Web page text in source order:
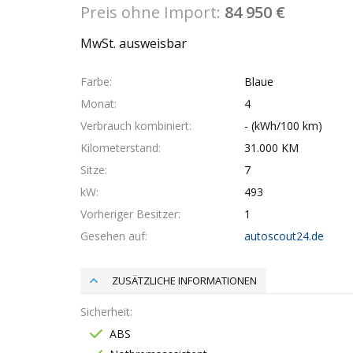
Preis ohne Import: 84 950 €
MwSt. ausweisbar
Farbe
Blaue
Monat
4
Verbrauch kombiniert
- (kWh/100 km)
Kilometerstand
31.000 KM
Sitze
7
kW
493
Vorheriger Besitzer
1
Gesehen auf
autoscout24.de
ZUSÄTZLICHE INFORMATIONEN
Sicherheit
ABS